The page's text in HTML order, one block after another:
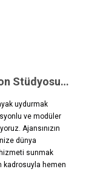
Dijital Medya Ajansı & Prodüksiyon Stüdyosu Çözümleri: Hız ve Çok Kameralı Yayın Gücünü Keşfedin
uydurmak
ve modüler
Ajansınızın
dünya
sunmak
kadrosuyla hemen